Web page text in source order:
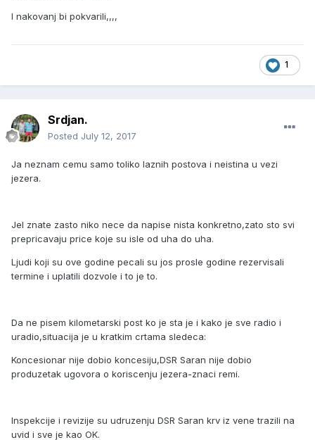
I nakovanj bi pokvarili,,,,
1
Srdjan.
Posted July 12, 2017
Ja neznam cemu samo toliko laznih postova i neistina u vezi
jezera.
Jel znate zasto niko nece da napise nista konkretno,zato sto svi
prepricavaju price koje su isle od uha do uha.
Ljudi koji su ove godine pecali su jos prosle godine rezervisali
termine i uplatili dozvole i to je to.
Da ne pisem kilometarski post ko je sta je i kako je sve radio i
uradio,situacija je u kratkim crtama sledeca:
Koncesionar nije dobio koncesiju,DSR Saran nije dobio
produzetak ugovora o koriscenju jezera-znaci remi.
Inspekcije i revizije su udruzenju DSR Saran krv iz vene trazili na
uvid i sve je kao OK.